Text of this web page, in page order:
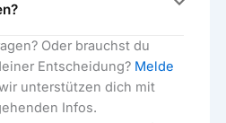
für Händler
Oder brauchst du
Entscheidung? Melde
unterstützen dich mit
Infos.